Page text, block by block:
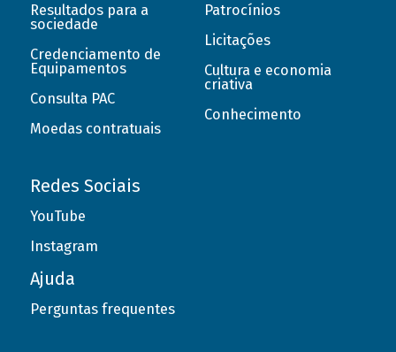
Resultados para a
sociedade
Credenciamento de
Equipamentos
Consulta PAC
Moedas contratuais
Patrocínios
Licitações
Cultura e economia
criativa
Conhecimento
Redes Sociais
YouTube
Instagram
Ajuda
Perguntas frequentes